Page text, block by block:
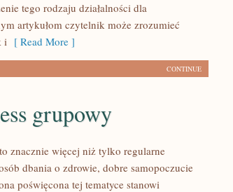
tego rodzaju działalności dla
artykułom czytelnik może zrozumieć
i [ Read More ]
CONTINUE
grupowy
znacznie więcej niż tylko regularne
dbania o zdrowie, dobre samopoczucie
poświęcona tej tematyce stanowi